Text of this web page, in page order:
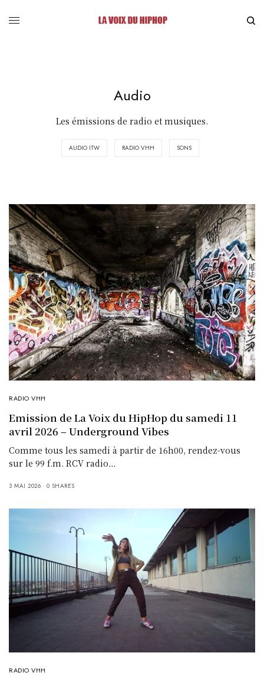
Audio
Les émissions de radio et musiques.
AUDIO ITW RADIO VHH SONS
RADIO VHH
Emission de La Voix du HipHop du samedi 11
avril 2026 – Underground Vibes
Comme tous les samedi à partir de 16h00, rendez-vous
sur le 99 f.m. RCV radio…
3 MAI 2026 0 SHARES
RADIO VHH